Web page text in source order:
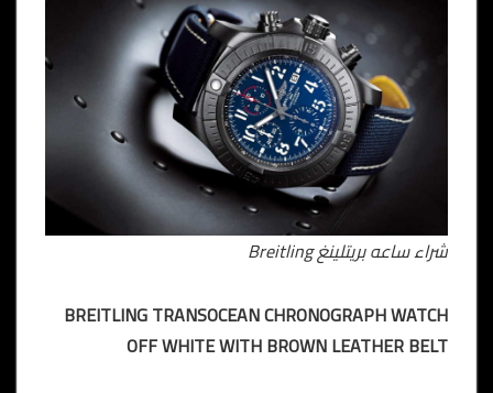
شراء ساعه بريتلينغ Breitling
BREITLING TRANSOCEAN CHRONOGRAPH WATCH
OFF WHITE WITH BROWN LEATHER BELT